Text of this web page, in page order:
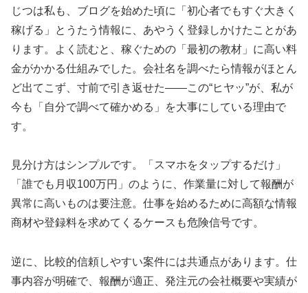
じつは私も、ブログを始めた頃に「初心者でもすぐ大きく
稼げる」とうたう情報に、あやうく登録しかけたことがあ
ります。よく読むと、稼ぐための「最初の教材」に高い料
金がかかる仕組みでした。会社名を調べたら情報がほとん
ど出てこず、寸前で引き返せた——この“ヒヤッ”が、私が
今も「自分で調べて確かめる」を大事にしている理由で
す。
見分け方はシンプルです。「スマホをタップするだけ」
「誰でも月収100万円」のように、作業量に対して報酬が
異常に高いものは要注意。仕事を始めるために高額な情報
商材や登録料を求めてくるケースも危険信号です。
逆に、比較的信頼しやすい案件には共通点があります。仕
事内容が明確で、報酬が適正、発注元の会社概要や実績が